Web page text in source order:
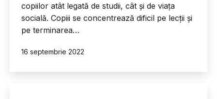
copiilor atât legată de studii, cât și de viața
socială. Copiii se concentrează dificil pe lecții și
pe terminarea…
Publicat
16 septembrie 2022